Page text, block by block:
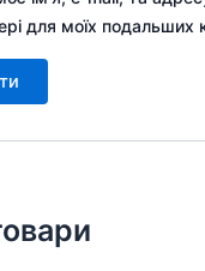
для моїх подальших